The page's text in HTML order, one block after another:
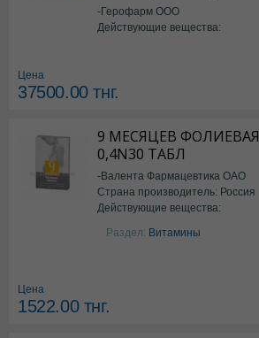
-Герофарм ООО
Действующие вещества:
Цена
37500.00тнг.
9 МЕСЯЦЕВ
0,4N30 ТАБЛ
-Валента Фармацевтика ОАО
Страна производитель: Россия
Действующие вещества:
фолиевая кислота
Раздел: Витамины
Цена
1522.00тнг.